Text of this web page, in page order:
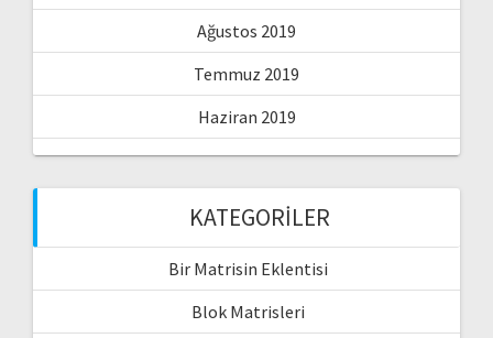
Ağustos 2019
Temmuz 2019
Haziran 2019
KATEGORILER
Bir Matrisin Eklentisi
Blok Matrisleri